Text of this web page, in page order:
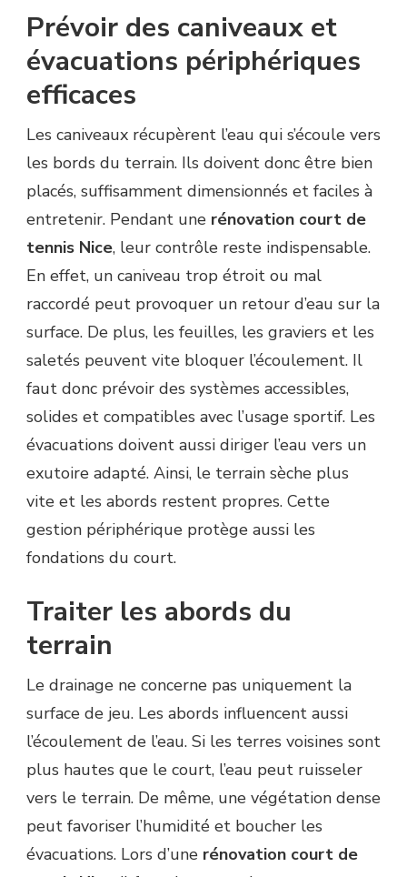
Prévoir des caniveaux et
évacuations périphériques
efficaces
Les caniveaux récupèrent l’eau qui s’écoule vers
les bords du terrain. Ils doivent donc être bien
placés, suffisamment dimensionnés et faciles à
entretenir. Pendant une rénovation court de
tennis Nice, leur contrôle reste indispensable.
En effet, un caniveau trop étroit ou mal
raccordé peut provoquer un retour d’eau sur la
surface. De plus, les feuilles, les graviers et les
saletés peuvent vite bloquer l’écoulement. Il
faut donc prévoir des systèmes accessibles,
solides et compatibles avec l’usage sportif. Les
évacuations doivent aussi diriger l’eau vers un
exutoire adapté. Ainsi, le terrain sèche plus
vite et les abords restent propres. Cette
gestion périphérique protège aussi les
fondations du court.
Traiter les abords du
terrain
Le drainage ne concerne pas uniquement la
surface de jeu. Les abords influencent aussi
l’écoulement de l’eau. Si les terres voisines sont
plus hautes que le court, l’eau peut ruisseler
vers le terrain. De même, une végétation dense
peut favoriser l’humidité et boucher les
évacuations. Lors d’une rénovation court de